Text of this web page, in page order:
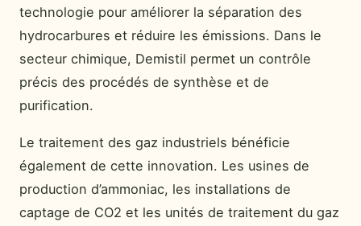
technologie pour améliorer la séparation des
hydrocarbures et réduire les émissions. Dans le
secteur chimique, Demistil permet un contrôle
précis des procédés de synthèse et de
purification.
Le traitement des gaz industriels bénéficie
également de cette innovation. Les usines de
production d’ammoniac, les installations de
captage de CO2 et les unités de traitement du gaz